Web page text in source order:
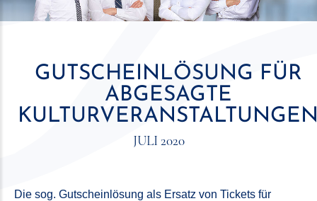
GUTSCHEINLÖSUNG FÜR
ABGESAGTE
JULI 2020
Die sog. Gutscheinlösung als Ersatz von Tickets für